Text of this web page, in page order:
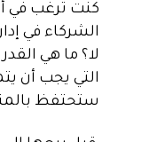
كنت ترغب في
الشركاء في
لا؟ ما هي
التي يجب أن
ستحتفظ